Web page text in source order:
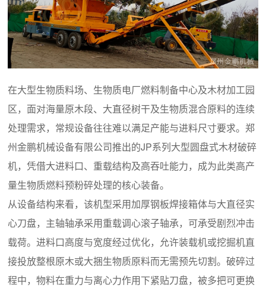
在大型生物质料场、生物质电厂燃料制备中心及木材加工园
区，面对海量原木段、大直径树干及生物质混合原料的连续
处理需求，常规设备往往难以满足产能与进料尺寸要求。郑
州金鹏机械设备有限公司推出的JP系列大型圆盘式木材破碎
机，凭借大进料口、重载结构及高吞吐能力，成为此类高产
量生物质燃料预粉碎处理的核心装备。
从设备结构来看，该机型采用加厚钢板焊接箱体与大直径实
心刀盘，主轴轴承采用重载调心滚子轴承，可承受剧烈冲击
载荷。进料口高度与宽度经过优化，允许装载机或挖掘机直
接投放整根原木或大捆生物质原料而无需预先切割。破碎过
程中，物料在重力与离心力作用下紧贴刀盘，被多把可更换